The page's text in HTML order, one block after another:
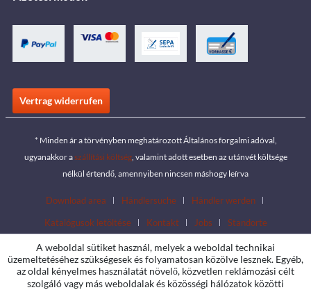
Vertrag widerrufen
* Minden ár a törvényben meghatározott Általános forgalmi adóval,
ugyanakkor aszállítási költség, valamint adott esetben az utánvét költsége
nélkül értendő, amennyiben nincsen máshogy leírva
Download area Händlersuche
Händler werden
Katalógusok letöltése
Kontakt Jobs Standorte
A weboldal sütiket használ, melyek a weboldal technikai
üzemeltetéséhez szükségesek és folyamatosan közölve lesznek. Egyéb,
az oldal kényelmes használatát növelő, közvetlen reklámozási célt
szolgáló vagy más weboldalak és közösségi hálózatok közötti